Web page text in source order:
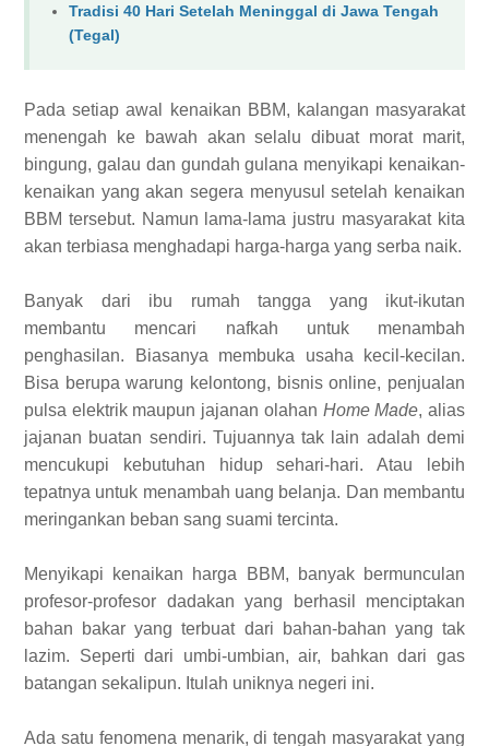
Tradisi 40 Hari Setelah Meninggal di Jawa Tengah
(Tegal)
Pada setiap awal kenaikan BBM, kalangan masyarakat
menengah ke bawah akan selalu dibuat morat marit,
bingung, galau dan gundah gulana menyikapi kenaikan-
kenaikan yang akan segera menyusul setelah kenaikan
BBM tersebut. Namun lama-lama justru masyarakat kita
akan terbiasa menghadapi harga-harga yang serba naik.
Banyak dari ibu rumah tangga yang ikut-ikutan
membantu mencari nafkah untuk menambah
penghasilan. Biasanya membuka usaha kecil-kecilan.
Bisa berupa warung kelontong, bisnis online, penjualan
pulsa elektrik maupun jajanan olahan Home Made, alias
jajanan buatan sendiri. Tujuannya tak lain adalah demi
mencukupi kebutuhan hidup sehari-hari. Atau lebih
tepatnya untuk menambah uang belanja. Dan membantu
meringankan beban sang suami tercinta.
Menyikapi kenaikan harga BBM, banyak bermunculan
profesor-profesor dadakan yang berhasil menciptakan
bahan bakar yang terbuat dari bahan-bahan yang tak
lazim. Seperti dari umbi-umbian, air, bahkan dari gas
batangan sekalipun. Itulah uniknya negeri ini.
Ada satu fenomena menarik, di tengah masyarakat yang